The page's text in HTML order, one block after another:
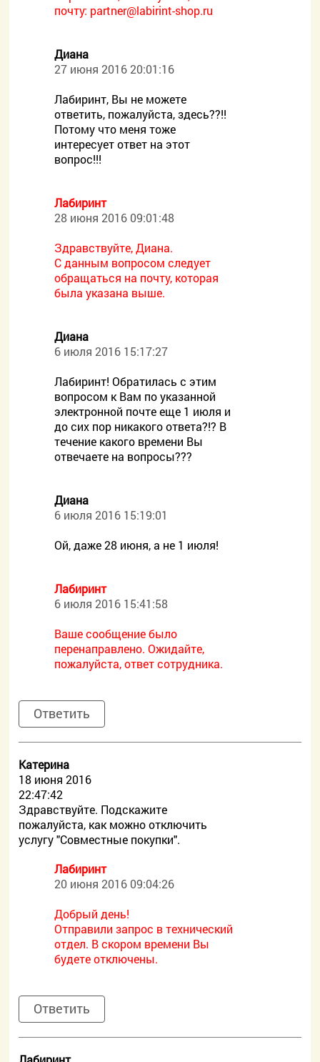
почту: partner@labirint-shop.ru
Диана
27 июня 2016 20:01:16
Лабиринт, Вы не можете
ответить, пожалуйста, здесь??!!
Потому что меня тоже
интересует ответ на этот
вопрос!!!
Лабиринт
28 июня 2016 09:01:48
Здравствуйте, Диана.
С данным вопросом следует
обращаться на почту, которая
была указана выше.
Диана
6 июля 2016 15:17:27
Лабиринт! Обратилась с этим
вопросом к Вам по указанной
электронной почте еще 1 июля и
до сих пор никакого ответа?!? В
течение какого времени Вы
отвечаете на вопросы???
Диана
6 июля 2016 15:19:01
Ой, даже 28 июня, а не 1 июля!
Лабиринт
6 июля 2016 15:41:58
Ваше сообщение было
перенаправлено. Ожидайте,
пожалуйста, ответ сотрудника.
Ответить
Катерина
18 июня 2016
22:47:42
Здравствуйте. Подскажите
пожалуйста, как можно отключить
услугу "Совместные покупки".
Лабиринт
20 июня 2016 09:04:26
Добрый день!
Отправили запрос в технический
отдел. В скором времени Вы
будете отключены.
Ответить